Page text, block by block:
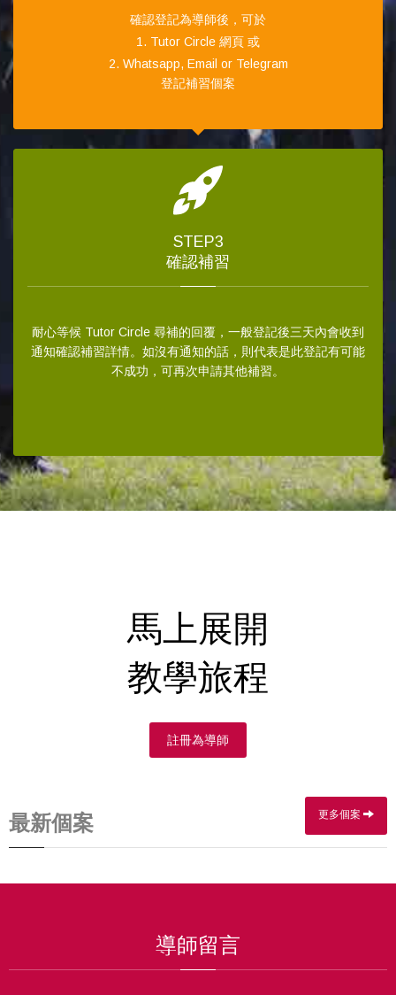
確認登記為導師後，可於
1. Tutor Circle 網頁 或
2. Whatsapp, Email or Telegram
登記補習個案
STEP3
確認補習
耐心等候 Tutor Circle 尋補的回覆，一般登記後三天內會收到
通知確認補習詳情。如沒有通知的話，則代表是此登記有可能
不成功，可再次申請其他補習。
馬上展開
教學旅程
註冊為導師
更多個案
最新個案
導師留言